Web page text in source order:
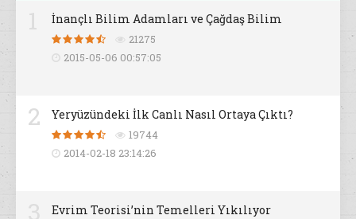
İnançlı Bilim Adamları ve Çağdaş Bilim
21275
2015-05-06 00:57:05
2 Yeryüzündeki İlk Canlı Nasıl Ortaya Çıktı?
19744
2014-02-18 23:14:26
Evrim Teorisi’nin Temelleri Yıkılıyor